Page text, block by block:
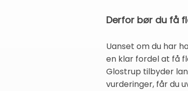
Derfor bør du få
Uanset om du har
en klar fordel at få
Glostrup tilbyder
vurderinger, får du